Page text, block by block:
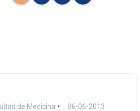
de Medicina 06-06-2013